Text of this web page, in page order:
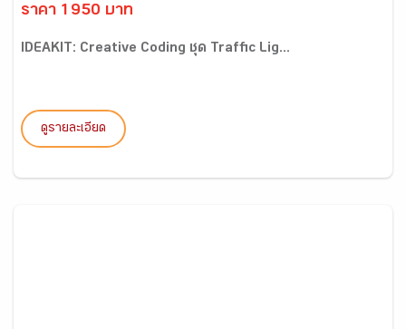
ราคา 1950 บาท
IDEAKIT: Creative Coding ชุด Traffic Lig...
ดูรายละเอียด